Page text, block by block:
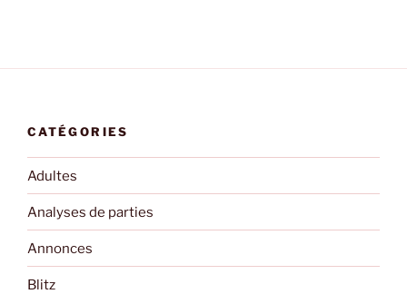
CATÉGORIES
Adultes
Analyses de parties
Annonces
Blitz